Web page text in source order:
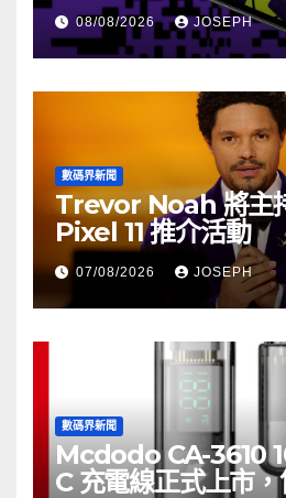
08/08/2026 JOSEPH
數碼界新聞
Trevor Noah 將主
Pixel 11 推介活動
07/08/2026 JOSEPH
數碼界新聞
Mcdodo CA-3610
C 充電線正式上市